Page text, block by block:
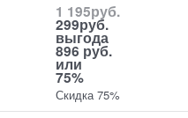
1 195руб.
299руб.
выгода
896 руб.
или
75%
Скидка 75%